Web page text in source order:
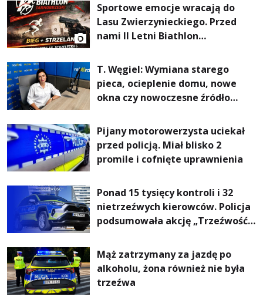
Sportowe emocje wracają do
Lasu Zwierzynieckiego. Przed
nami II Letni Biathlon
T. Węgiel: Wymiana starego
pieca, ocieplenie domu, nowe
okna czy nowoczesne źródło
rachunki za energię, lepszy
komfort życia i... czystsze
powietrze
Pijany motorowerzysta uciekał
przed policją. Miał blisko 2
promile i cofnięte uprawnienia
Ponad 15 tysięcy kontroli i 32
nietrzeźwych kierowców. Policja
podsumowała akcję „Trzeźwość”
Mąż zatrzymany za jazdę po
alkoholu, żona również nie była
trzeźwa